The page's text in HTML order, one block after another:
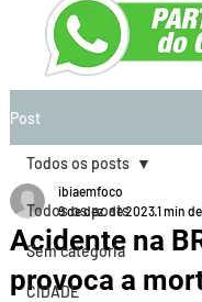
Post
Todos os posts
Sem categoria
CIDADE
Todos os posts
Acidente na
provoca a
ibiaemfoco
9 de dez. de 20231 min